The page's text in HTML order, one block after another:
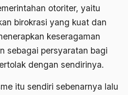
otoriter, yaitu
birokrasi yang kuat dan
keseragaman
sebagai persyaratan bagi
dengan sendirinya.
itu sendiri sebenarnya lalu